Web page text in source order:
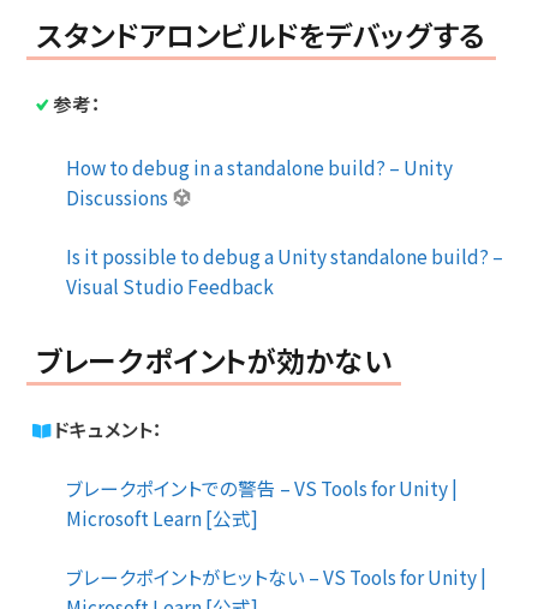
スタンドアロンビルドをデバッグする
参考：
How to debug in a standalone build? – Unity
Discussions
Is it possible to debug a Unity standalone build? –
Visual Studio Feedback
ブレークポイントが効かない
ドキュメント：
ブレークポイントでの警告 – VS Tools for Unity |
Microsoft Learn [公式]
ブレークポイントがヒットない – VS Tools for Unity |